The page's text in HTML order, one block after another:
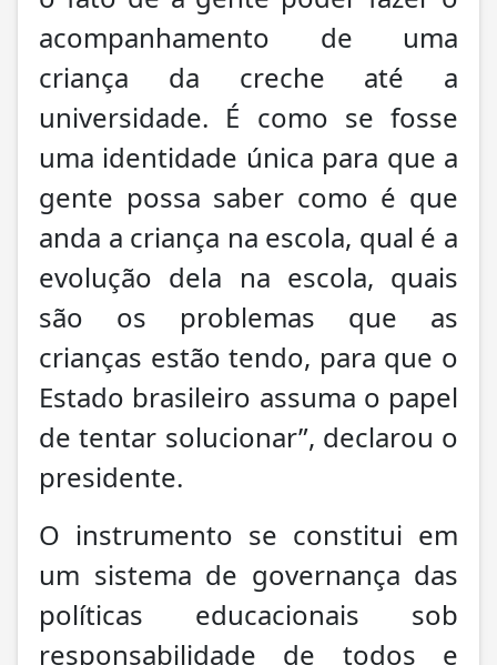
acompanhamento de uma
criança da creche até a
universidade. É como se fosse
uma identidade única para que a
gente possa saber como é que
anda a criança na escola, qual é a
evolução dela na escola, quais
são os problemas que as
crianças estão tendo, para que o
Estado brasileiro assuma o papel
de tentar solucionar”, declarou o
presidente.
O instrumento se constitui em
um sistema de governança das
políticas educacionais sob
responsabilidade de todos e